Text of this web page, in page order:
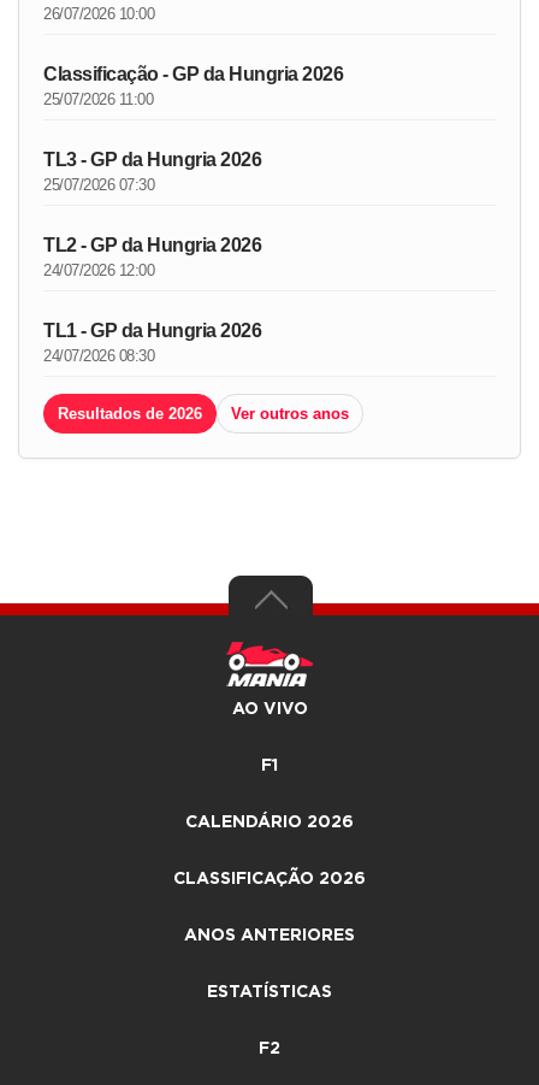
26/07/2026 10:00
Classificação - GP da Hungria 2026
25/07/2026 11:00
TL3 - GP da Hungria 2026
25/07/2026 07:30
TL2 - GP da Hungria 2026
24/07/2026 12:00
TL1 - GP da Hungria 2026
24/07/2026 08:30
Resultados de 2026 Ver outros anos
AO VIVO
F1
CALENDÁRIO 2026
CLASSIFICAÇÃO 2026
ANOS ANTERIORES
ESTATÍSTICAS
F2